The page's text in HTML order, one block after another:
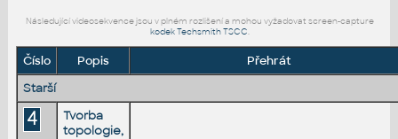
Následující videosekvence jsou v plném rozlišení a mohou vyžadovat screen-capture
kodek Techsmith TSCC.
Číslo Popis
Přehrát
Starší
4
Tvorba
topologie,